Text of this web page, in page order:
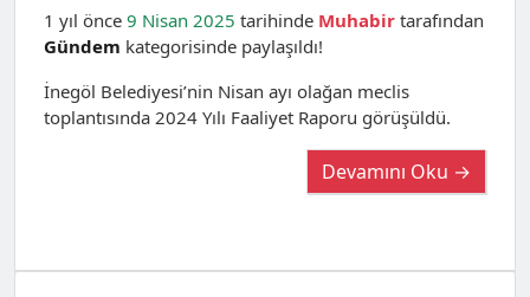
1 yıl önce 9 Nisan 2025 tarihinde Muhabir tarafından
Gündem kategorisinde paylaşıldı!
İnegöl Belediyesi’nin Nisan ayı olağan meclis
toplantısında 2024 Yılı Faaliyet Raporu görüşüldü.
Devamını Oku →